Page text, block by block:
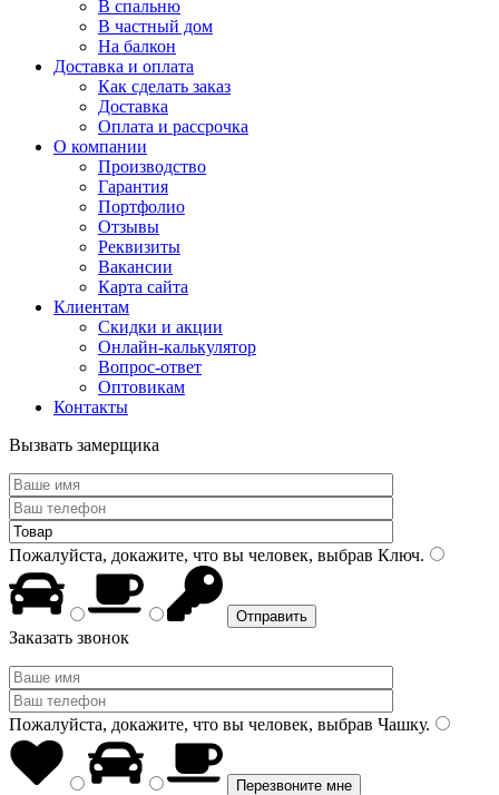
В спальню
В частный дом
На балкон
Доставка и оплата
Как сделать заказ
Доставка
Оплата и рассрочка
О компании
Производство
Гарантия
Портфолио
Отзывы
Реквизиты
Вакансии
Карта сайта
Клиентам
Скидки и акции
Онлайн-калькулятор
Вопрос-ответ
Оптовикам
Контакты
Вызвать замерщика
Пожалуйста, докажите, что вы человек, выбрав Ключ.
Заказать звонок
Пожалуйста, докажите, что вы человек, выбрав Чашку.